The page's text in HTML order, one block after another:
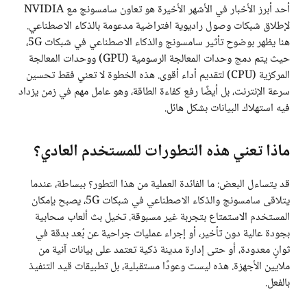
أحد أبرز الأخبار في الأشهر الأخيرة هو تعاون سامسونج مع NVIDIA
لإطلاق شبكات وصول راديوية افتراضية مدعومة بالذكاء الاصطناعي.
هنا يظهر بوضوح تأثير سامسونج والذكاء الاصطناعي في شبكات 5G،
حيث يتم دمج وحدات المعالجة الرسومية (GPU) ووحدات المعالجة
المركزية (CPU) لتقديم أداء أقوى. هذه الخطوة لا تعني فقط تحسين
سرعة الإنترنت، بل أيضًا رفع كفاءة الطاقة، وهو عامل مهم في زمن يزداد
فيه استهلاك البيانات بشكل هائل.
ماذا تعني هذه التطورات للمستخدم العادي؟
قد يتساءل البعض: ما الفائدة العملية من هذا التطور؟ ببساطة، عندما
يتلاقى سامسونج والذكاء الاصطناعي في شبكات 5G، يصبح بإمكان
المستخدم الاستمتاع بتجربة غير مسبوقة. تخيل بث ألعاب سحابية
بجودة عالية دون تأخير، أو إجراء عمليات جراحية عن بُعد بدقة في
ثوانٍ معدودة، أو حتى إدارة مدينة ذكية تعتمد على بيانات آنية من
ملايين الأجهزة. هذه ليست وعودًا مستقبلية، بل تطبيقات قيد التنفيذ
بالفعل.